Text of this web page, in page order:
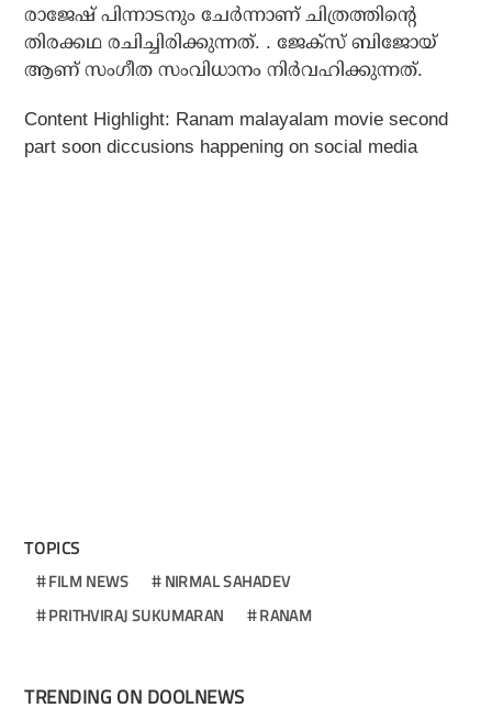
രാജേഷ് പിന്നാടനും ചേര്‍ന്നാണ് ചിത്രത്തിന്റെ
തിരക്കഥ രചിച്ചിരിക്കുന്നത്. . ജേക്‌സ് ബിജോയ്
ആണ് സംഗീത സംവിധാനം നിര്‍വഹിക്കുന്നത്.
Content Highlight: Ranam malayalam movie second
part soon diccusions happening on social media
TOPICS
FILM NEWS
NIRMAL SAHADEV
PRITHVIRAJ SUKUMARAN
RANAM
TRENDING ON DOOLNEWS